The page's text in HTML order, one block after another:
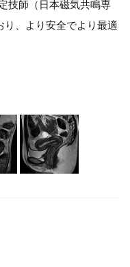
技師（日本磁気共鳴専
り、より安全でより最適